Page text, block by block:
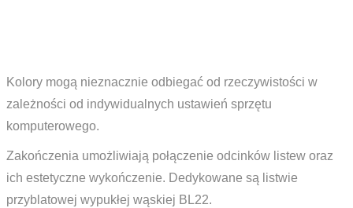
Kolory mogą nieznacznie odbiegać od rzeczywistości w
zależności od indywidualnych ustawień sprzętu
komputerowego.
Zakończenia umożliwiają połączenie odcinków listew oraz
ich estetyczne wykończenie. Dedykowane są listwie
przyblatowej wypukłej wąskiej BL22.